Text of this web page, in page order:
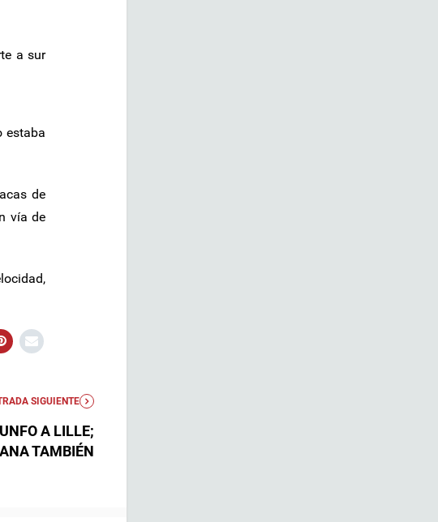
a sur
estaba
de
vía de
SIGUIENTE
A LILLE;
TAMBIÉN